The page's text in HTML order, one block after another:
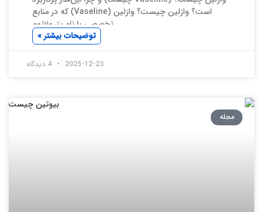
است؟ وازلین چیست؟ وازلین (Vaseline) که در منابع
تخصصی با نام پترولاتوم
توضیحات بیشتر »
2025-12-23
مجله